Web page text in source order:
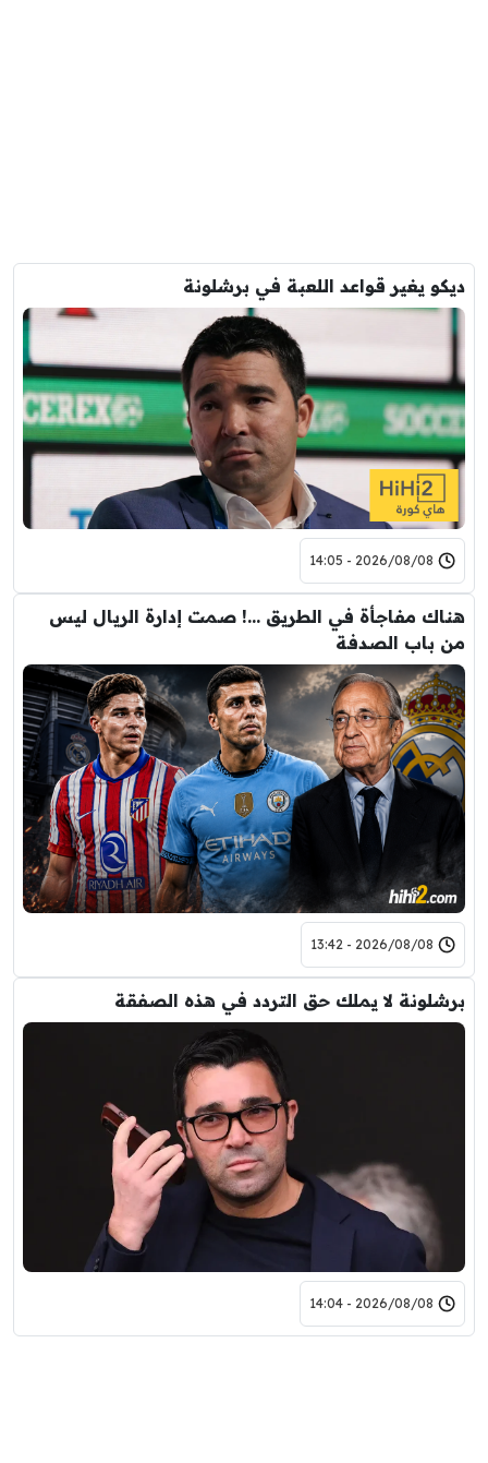
ديكو يغير قواعد اللعبة في برشلونة
2026/08/08 - 14:05
هناك مفاجأة في الطريق …! صمت إدارة الريال ليس
من باب الصدفة
2026/08/08 - 13:42
برشلونة لا يملك حق التردد في هذه الصفقة
2026/08/08 - 14:04